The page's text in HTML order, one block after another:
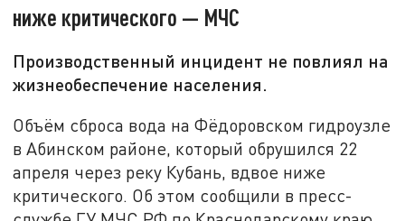
ниже критического — МЧС
Производственный инцидент не повлиял на
жизнеобеспечение населения.
Объём сброса вода на Фёдоровском гидроузле
в Абинском районе, который обрушился 22
апреля через реку Кубань, вдвое ниже
критического. Об этом сообщили в пресс-